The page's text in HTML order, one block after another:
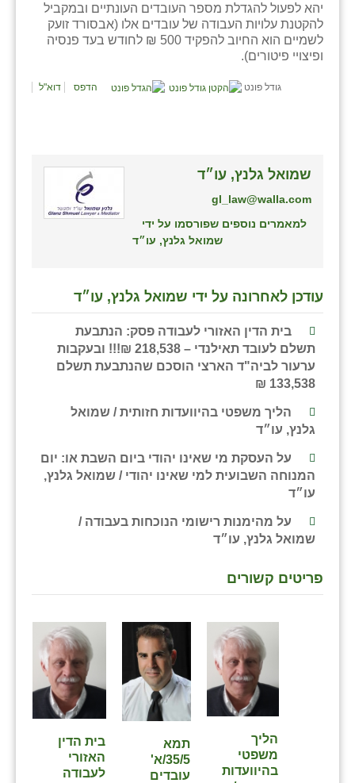
יהא לפעול להגדלת מספר העובדים העונתיים ובמקביל
להקטנת עלויות העבודה של עובדים אלו (אבסורד זועק
לשמיים הוא החיוב להפקיד 500 ₪ לחודש בעד פנסיה
ופיצויי פיטורים).
גודל פונט הדפס דוא"ל
שמואל גלנץ, עו״ד
gl_law@walla.com
למאמרים נוספים שפורסמו על ידי
שמואל גלנץ, עו״ד
עודכן לאחרונה על ידי שמואל גלנץ, עו״ד
בית הדין האזורי לעבודה פסק: הנתבעת
תשלם לעובד תאילנדי – 218,538 ₪!!! ובעקבות
ערעור לביה"ד הארצי הוסכם שהנתבעת תשלם
133,538 ₪
הליך משפטי בהיוועדות חזותית / שמואל
גלנץ, עו״ד
על העסקת מי שאינו יהודי ביום השבת או: יום
המנוחה השבועית למי שאינו יהודי / שמואל גלנץ,
עו״ד
על מהימנות רישומי הנוכחות בעבודה /
שמואל גלנץ, עו״ד
פריטים קשורים
בית הדין
האזורי
לעבודה
תמא
35/5/א'
עובדים
הליך
משפטי
בהיוועדות